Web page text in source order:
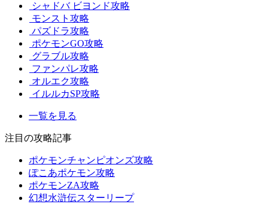
シャドバ ビヨンド攻略
モンスト攻略
パズドラ攻略
ポケモンGO攻略
グラブル攻略
ファンパレ攻略
オルエク攻略
イルルカSP攻略
一覧を見る
注目の攻略記事
ポケモンチャンピオンズ攻略
ぽこあポケモン攻略
ポケモンZA攻略
幻想水滸伝スターリープ